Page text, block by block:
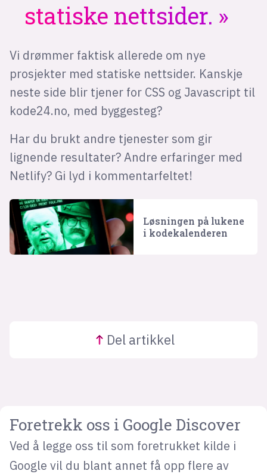
statiske nettsider.
Vi drømmer faktisk allerede om nye
prosjekter med statiske nettsider. Kanskje
neste side blir tjener for CSS og Javascript til
kode24.no, med byggesteg?
Har du brukt andre tjenester som gir
lignende resultater? Andre erfaringer med
Netlify? Gi lyd i kommentarfeltet!
Løsningen på lukene
i kodekalenderen
Del artikkel
Foretrekk oss i Google Discover
Ved å legge oss til som foretrukket kilde i
Google vil du blant annet få opp flere av